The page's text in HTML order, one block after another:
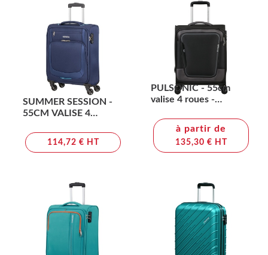
SUMMER SESSION -
55CM VALISE 4
TOURISTER
114,72 € HT
PULSONIC - 55cm
valise 4 roues -
TOURISTER
à partir de
135,30 € HT